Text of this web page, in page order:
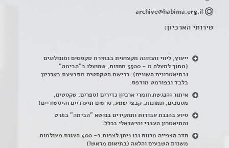
archive@habima.org.il
שירותי הארכיון:
ייעוץ, ליווי והכוונה מקצועית בבחירת טקסטים ומונולוגים
(מתוך למעלה מ – 3500 מחזות, שהועלו ב"הבימה"
ובתיאטרונים השונים). רכישת הטקסטים מתבצעת בארכיון
בלבד ובפורמט מודפס.
איתור והנגשת חומרי ארכיון נדירים (ספרים, טקסטים,
מסמכים, תמונות, קבצי שמע, סרטים תיעודיים והיסטוריים)
סיוע בהכנת עבודות ותחקירים בנושא "הבימה" בפרט
והתיאטרון העברי והישראלי בכלל.
חדר הצפייה מרווח ובו ניתן לצפות ב- 400 הצגות מצולמות
משנות השבעים והלאה (בתיאום מראש!)